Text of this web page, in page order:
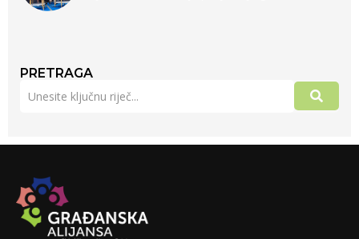
PRETRAGA